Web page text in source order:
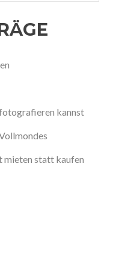
kannst
mieten statt kaufen